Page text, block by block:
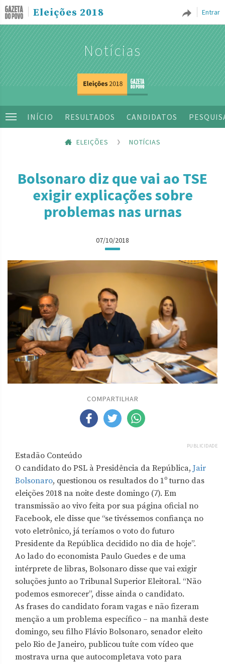
Entrar
Eleições 2018
Notícias
INÍCIO RESULTADOS CANDIDATOS
ELEIÇÕES NOTÍCIAS
Bolsonaro diz que vai ao TSE
exigir explicações sobre
problemas nas urnas
07/10/2018
COMPARTILHAR
PUBLICIDADE
Estadão Conteúdo
O candidato do PSL à Presidência da República, Jair
Bolsonaro, questionou os resultados do 1º turno das
eleições 2018 na noite deste domingo (7). Em
transmissão ao vivo feita por sua página oficial no
Facebook, ele disse que “se tivéssemos confiança no
voto eletrônico, já teríamos o voto do futuro
Presidente da República decidido no dia de hoje”.
Ao lado do economista Paulo Guedes e de uma
intérprete de libras, Bolsonaro disse que vai exigir
soluções junto ao Tribunal Superior Eleitoral. “Não
podemos esmorecer”, disse ainda o candidato.
As frases do candidato foram vagas e não fizeram
menção a um problema específico – na manhã deste
domingo, seu filho Flávio Bolsonaro, senador eleito
pelo Rio de Janeiro, publicou tuíte com vídeo que
mostrava urna que autocompletava voto para